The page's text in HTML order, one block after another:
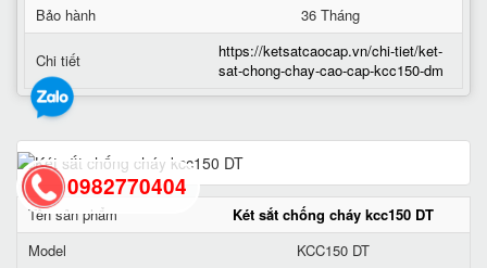
Bảo hành
36 Tháng
Chi tiết
https://ketsatcaocap.vn/chi-tiet/ket-
sat-chong-chay-cao-cap-kcc150-dm
Tên sản phẩm
Két sắt chống cháy kcc150 DT
Model
KCC150 DT
0982770404